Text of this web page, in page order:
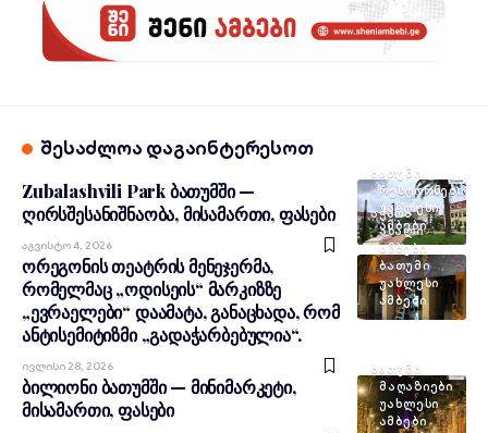
შესაძლოა დაგაინტერესოთ
ᲑᲐᲗᲣᲛᲘ
ᲠᲔᲡᲢᲝᲠᲜᲔᲑᲘ
ᲣᲐᲮᲚᲔᲡᲘ
ᲐᲛᲑᲔᲑᲘ
Zubalashvili Park ბათუმში —
ღირსშესანიშნაობა, მისამართი, ფასები
Აგვისტო 4, 2026
ᲐᲭᲐᲠᲐ
ᲐᲮᲐᲚᲘ
ᲐᲛᲑᲔᲑᲘ
ᲑᲐᲗᲣᲛᲘ
ᲣᲐᲮᲚᲔᲡᲘ
ᲐᲛᲑᲔᲑᲘ
ორეგონის თეატრის მენეჯერმა,
რომელმაც „ოდისეის“ მარკიზზე
„ევრაელები“ დაამატა, განაცხადა, რომ
ანტისემიტიზმი „გადაჭარბებულია“.
Ივლისი 28, 2026
ᲑᲐᲗᲣᲛᲘ
ᲛᲐᲦᲐᲖᲘᲔᲑᲘ
ᲣᲐᲮᲚᲔᲡᲘ
ᲐᲛᲑᲔᲑᲘ
ბილიონი ბათუმში — მინიმარკეტი,
მისამართი, ფასები